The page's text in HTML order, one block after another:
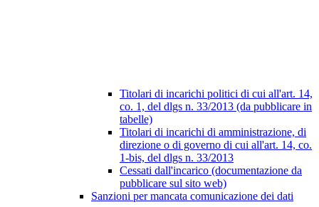
Titolari di incarichi politici di cui all'art. 14,
co. 1, del dlgs n. 33/2013 (da pubblicare in
tabelle)
Titolari di incarichi di amministrazione, di
direzione o di governo di cui all'art. 14, co.
1-bis, del dlgs n. 33/2013
Cessati dall'incarico (documentazione da
pubblicare sul sito web)
Sanzioni per mancata comunicazione dei dati